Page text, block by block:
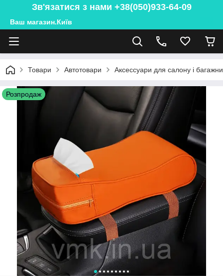
Зв'язатися з нами +38(050)933-64-09
Ваш магазин.Київ
Товари Автотовари Аксессуари для салону і
Розпродаж